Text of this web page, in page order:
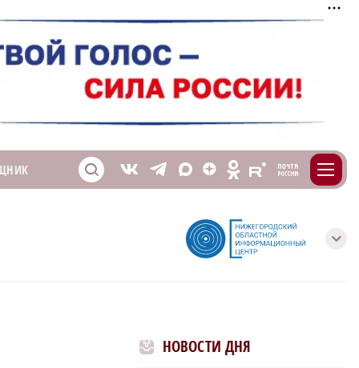
S V T X Z O E m
с
НОВОСТИ ДНЯ